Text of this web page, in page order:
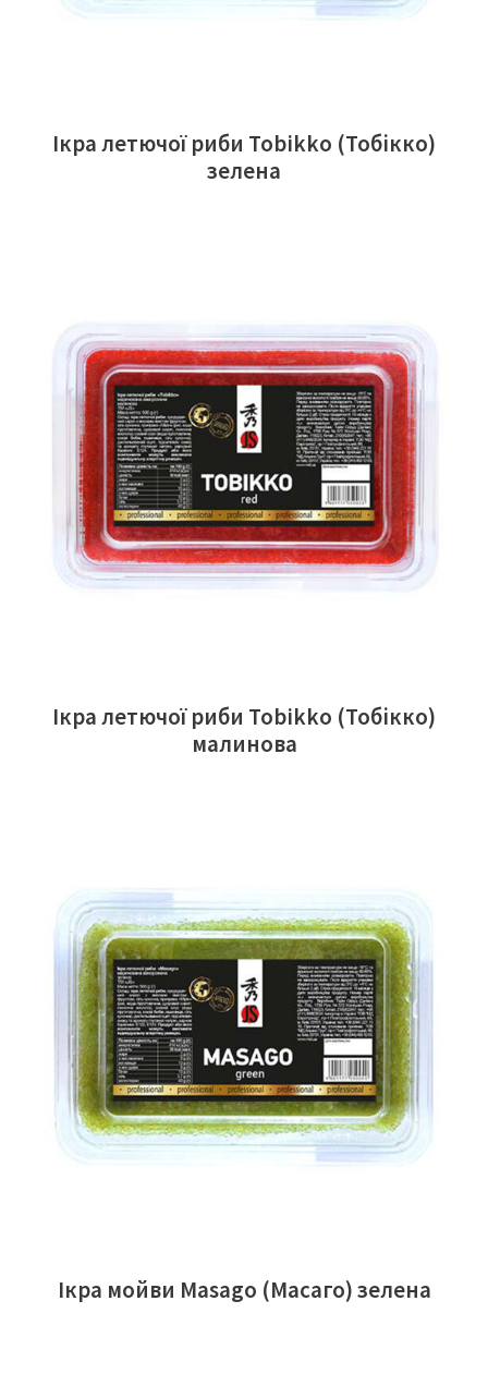
Ікра летючої риби Tobikko (Тобікко)
зелена
ЧИТАТИ ДАЛІ
Ікра летючої риби Tobikko (Тобікко)
малинова
ЧИТАТИ ДАЛІ
Ікра мойви Masago (Масаго) зелена